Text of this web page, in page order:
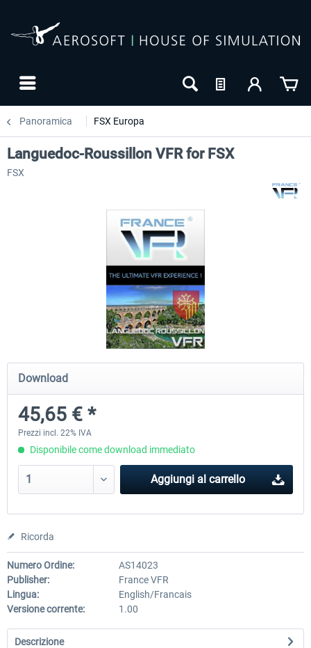
Panoramica FSX Europa
Mega Airport Frankfurt V2.0
30,71 € *
Mega Airport Berlin
Languedoc-Roussillon VFR for FSX
FSX
Download
45,65 € *
Prezzi incl. 22% IVA
Disponibile come download immediato
Aggiungi al carrello
Ricorda
Numero Ordine:
AS14023
Publisher:
France VFR
Lingua:
English/Francais
Versione corrente:
1.00
Descrizione